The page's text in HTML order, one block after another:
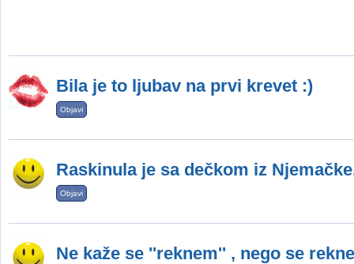
Bila je to ljubav na prvi krevet :)
Objavi
Raskinula je sa dečkom iz
Objavi
Ne kaže se ''reknem'' , nego se